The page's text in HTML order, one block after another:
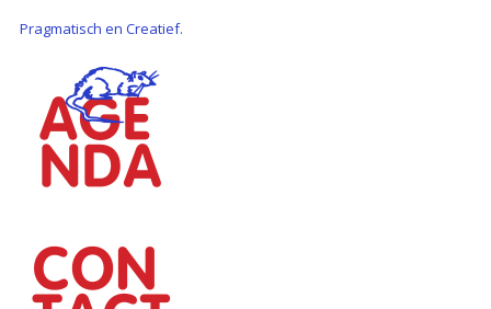
Pragmatisch en Creatief.